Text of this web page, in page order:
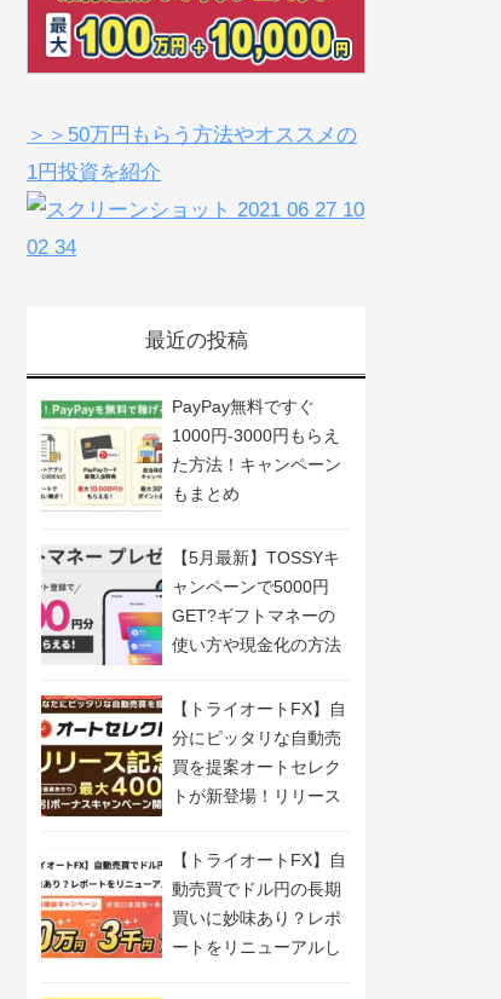
＞＞50万円もらう方法やオススメの
1円投資を紹介
最近の投稿
PayPay無料ですぐ
1000円-3000円もらえ
た方法！キャンペーン
もまとめ
【5月最新】TOSSYキ
ャンペーンで5000円
GET?ギフトマネーの
使い方や現金化の方法
【トライオートFX】自
分にピッタリな自動売
買を提案オートセレク
トが新登場！リリース
催！
【トライオートFX】自
動売買でドル円の長期
買いに妙味あり？レポ
ートをリニューアルし